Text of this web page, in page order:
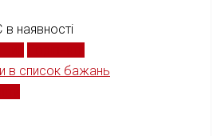
в наявності
в список бажань